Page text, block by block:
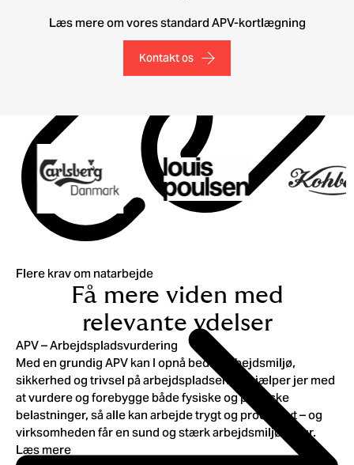
Flere krav om natarbejde
Læs mere om vores standard APV-kortlægning
Kontakt os
Få mere viden med
relevante ydelser
APV – Arbejdspladsvurdering
Med en grundig APV kan I opnå bedre arbejdsmiljø,
sikkerhed og trivsel på arbejdspladsen. Vi hjælper jer med
at vurdere og forebygge både fysiske og psykiske
belastninger, så alle kan arbejde trygt og produktivt – og
virksomheden får en sund og stærk arbejdsmiljøkultur.
Læs mere